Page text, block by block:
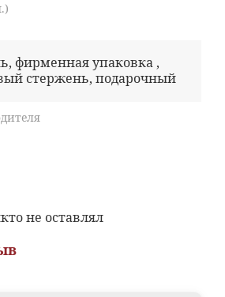
фирменная упаковка ,
стержень, подарочный
не оставлял